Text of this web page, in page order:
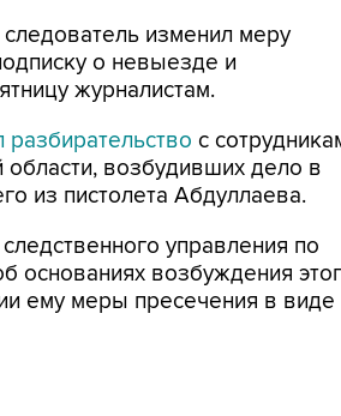
изменил меру
о невыезде и
журналистам.
разбирательство с
возбудивших дело в
из пистолета Абдуллаева.
управления по
основаниях возбуждения
ему меры пресечения в виде